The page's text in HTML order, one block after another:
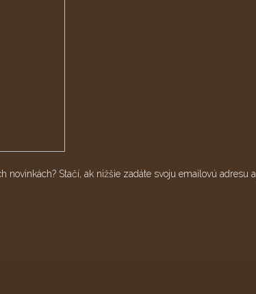
novinkách? Stačí, ak nižšie zadáte svoju emailovú adresu